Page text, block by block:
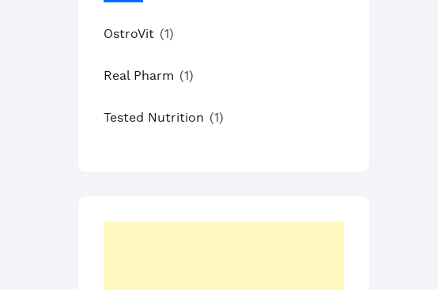
OstroVit (1)
Real Pharm (1)
Tested Nutrition (1)